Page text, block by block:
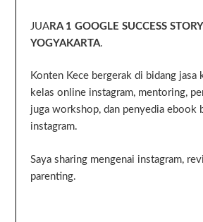
JUA RA 1 GOOGLE SUCCESS
YOGYAKARTA.
Konten Kece bergerak di bidang jasa
kelas online instagram, mentoring,
juga workshop, dan penyedia ebook
instagram.
Saya sharing mengenai instagram,
parenting.